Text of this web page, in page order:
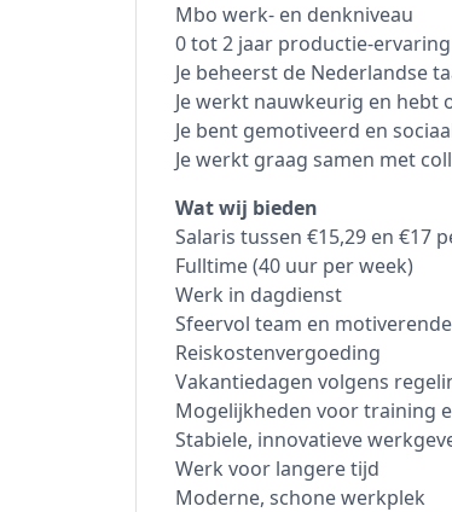
Mbo werk- en denkniveau
0 tot 2 jaar productie-
Je beheerst de Nederlandse
Je werkt nauwkeurig en hebt
Je bent gemotiveerd en
Je werkt graag samen met
Wat wij bieden
Salaris tussen €15,29 en €17
Fulltime (40 uur per week)
Werk in dagdienst
Sfeervol team en
Reiskostenvergoeding
Vakantiedagen volgens
Mogelijkheden voor training
Stabiele, innovatieve
Werk voor langere tijd
Moderne, schone werkplek